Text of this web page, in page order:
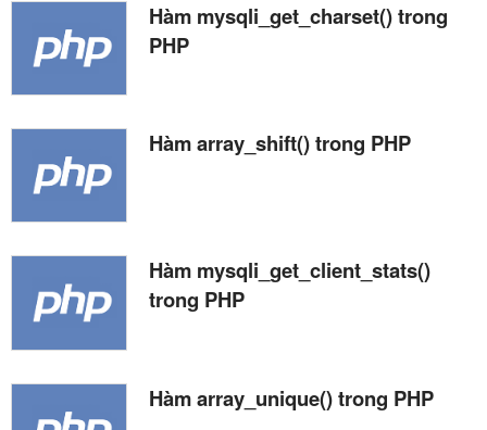
Hàm mysqli_get_charset() trong
PHP
Hàm array_shift() trong PHP
Hàm mysqli_get_client_stats()
trong PHP
Hàm array_unique() trong PHP